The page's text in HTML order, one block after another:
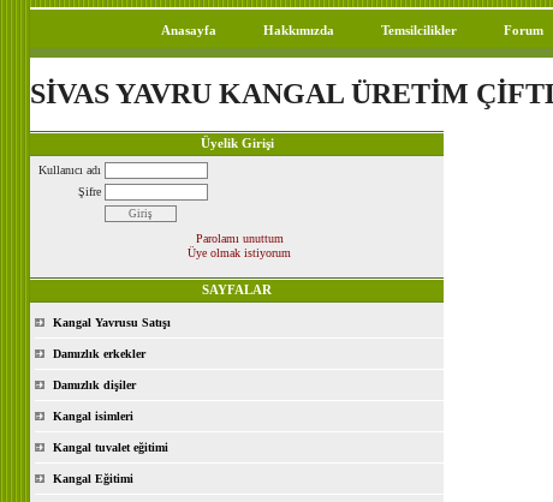
Anasayfa Hakkımızda Temsilcilikler Forum
SİVAS YAVRU KANGAL ÜRETİM
Üyelik Girişi
Kullanıcı adı
Şifre
Parolamı unuttum
Üye olmak istiyorum
SAYFALAR
Kangal Yavrusu Satışı
Damızlık erkekler
Damızlık dişiler
Kangal isimleri
Kangal tuvalet eğitimi
Kangal Eğitimi